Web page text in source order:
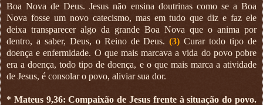
Boa Nova de Deus. Jesus não ensina doutrinas como se a Boa
Nova fosse um novo catecismo, mas em tudo que diz e faz ele
deixa transparecer algo da grande Boa Nova que o anima por
dentro, a saber, Deus, o Reino de Deus.(3) Curar todo tipo de
doença e enfermidade. O que mais marcava a vida do povo pobre
era a doença, todo tipo de doença, e o que mais marca a atividade
de Jesus, é consolar o povo, aliviar sua dor.
* Mateus 9,36: Compaixão de Jesus frente à situação do povo.